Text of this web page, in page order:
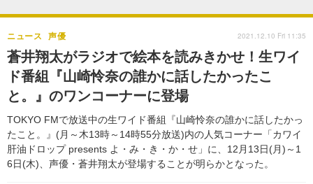
ゲーム・アプリ マンガ
グッズ イベント
声優
舞台 新帝スタ
特集一覧 カバー
ラキりす
連載マンガ
連載マンガ一覧
番組・動画
番組・動画一覧 ラジオ
動画
連載・ブログ
編集部ブログ・お知らせ
蒼井翔太がラジオで絵本を読みきかせ！生ワイ
ド番組『山崎怜奈の誰かに話したかったこ
と。』のワンコーナーに登場
TOKYO FMで放送中の生ワイド番組『山崎怜奈の誰かに話したかっ
たこと。』(月～木13時～14時55分放送)内の人気コーナー「カワイ
肝油ドロップ presents よ・み・き・か・せ」に、12月13日(月)～1
6日(木)、声優・蒼井翔太が登場することが明らかとなった。
ニュース 声優 2021.12.10 Fri 11:35